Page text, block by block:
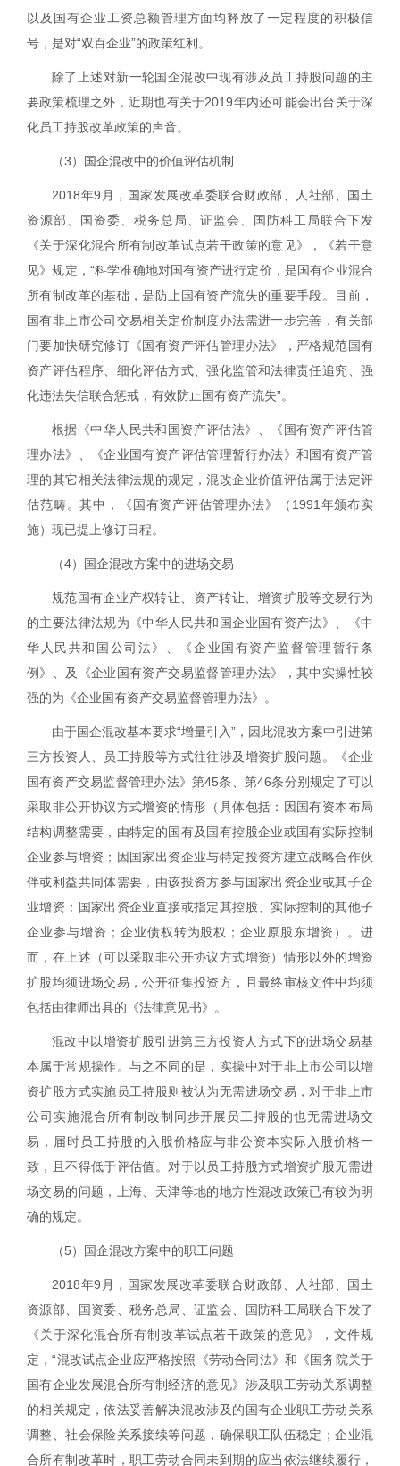
以及国有企业工资总额管理方面均释放了一定程度的积极信
号，是对“双百企业”的政策红利。
除了上述对新一轮国企混改中现有涉及员工持股问题的主
要政策梳理之外，近期也有关于2019年内还可能会出台关于深
化员工持股改革政策的声音。
（3）国企混改中的价值评估机制
2018年9 月，国家发展改革委联合财政部、人社部、国土
资源部、国资委、税务总局、证监会、国防科工局联合下发
《关于深化混合所有制改革试点若干政策的意见》，《若干意
见》规定，“科学准确地对国有资产进行定价，是国有企业混合
所有制改革的基础，是防止国有资产流失的重要手段。目前，
国有非上市公司交易相关定价制度办法需进一步完善，有关部
门要加快研究修订《国有资产评估管理办法》，严格规范国有
资产评估程序、细化评估方式、强化监管和法律责任追究、强
化违法失信联合惩戒，有效防止国有资产流失”。
根据《中华人民共和国资产评估法》、《国有资产评估管
理办法》、《企业国有资产评估管理暂行办法》和国有资产管
理的其它相关法律法规的规定，混改企业价值评估属于法定评
估范畴。其中，《国有资产评估管理办法》（ 1991 年颁布实
施）现已提上修订日程。
（4）国企混改方案中的进场交易
规范国有企业产权转让、资产转让、增资扩股等交易行为
的主要法律法规为《中华人民共和国企业国有资产法》、《中
华人民共和国公司法》、《企业国有资产监督管理暂行条
例》、及《企业国有资产交易监督管理办法》，其中实操性较
强的为《企业国有资产交易监督管理办法》。
由于国企混改基本要求“增量引入”，因此混改方案中引进第
三方投资人、员工持股等方式往往涉及增资扩股问题。《企业
国有资产交易监督管理办法》第45条、第46条分别规定了可以
采取非公开协议方式增资的情形（具体包括：因国有资本布局
结构调整需要，由特定的国有及国有控股企业或国有实际控制
企业参与增资；因国家出资企业与特定投资方建立战略合作伙
伴或利益共同体需要，由该投资方参与国家出资企业或其子企
业增资；国家出资企业直接或指定其控股、实际控制的其他子
企业参与增资；企业债权转为股权；企业原股东增资）。进
而，在上述（可以采取非公开协议方式增资）情形以外的增资
扩股均须进场交易，公开征集投资方，且最终审核文件中均须
包括由律师出具的《法律意见书》。
混改中以增资扩股引进第三方投资人方式下的进场交易基
本属于常规操作。与之不同的是，实操中对于非上市公司以增
资扩股方式实施员工持股则被认为无需进场交易，对于非上市
公司实施混合所有制改制同步开展员工持股的也无需进场交
易，届时员工持股的入股价格应与非公资本实际入股价格一
致，且不得低于评估值。对于以员工持股方式增资扩股无需进
场交易的问题，上海、天津等地的地方性混改政策已有较为明
确的规定。
（5）国企混改方案中的职工问题
2018年9 月，国家发展改革委联合财政部、人社部、国土
资源部、国资委、税务总局、证监会、国防科工局联合下发了
《关于深化混合所有制改革试点若干政策的意见》，文件规
定，“混改试点企业应严格按照《劳动合同法》和《国务院关于
国有企业发展混合所有制经济的意见》涉及职工劳动关系调整
的相关规定，依法妥善解决混改涉及的国有企业职工劳动关系
调整、社会保险关系接续等问题，确保职工队伍稳定；企业混
合所有制改革时，职工劳动合同未到期的应当依法继续履行，